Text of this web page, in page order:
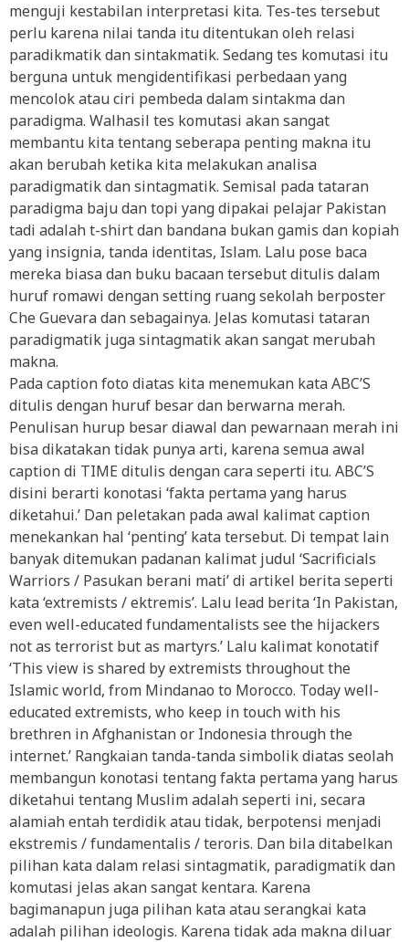
menguji kestabilan interpretasi kita. Tes-tes tersebut
perlu karena nilai tanda itu ditentukan oleh relasi
paradikmatik dan sintakmatik. Sedang tes komutasi itu
berguna untuk mengidentifikasi perbedaan yang
mencolok atau ciri pembeda dalam sintakma dan
paradigma. Walhasil tes komutasi akan sangat
membantu kita tentang seberapa penting makna itu
akan berubah ketika kita melakukan analisa
paradigmatik dan sintagmatik. Semisal pada tataran
paradigma baju dan topi yang dipakai pelajar Pakistan
tadi adalah t-shirt dan bandana bukan gamis dan kopiah
yang insignia, tanda identitas, Islam. Lalu pose baca
mereka biasa dan buku bacaan tersebut ditulis dalam
huruf romawi dengan setting ruang sekolah berposter
Che Guevara dan sebagainya. Jelas komutasi tataran
paradigmatik juga sintagmatik akan sangat merubah
makna.
Pada caption foto diatas kita menemukan kata ABC’S
ditulis dengan huruf besar dan berwarna merah.
Penulisan hurup besar diawal dan pewarnaan merah ini
bisa dikatakan tidak punya arti, karena semua awal
caption di TIME ditulis dengan cara seperti itu. ABC’S
disini berarti konotasi ‘fakta pertama yang harus
diketahui.’ Dan peletakan pada awal kalimat caption
menekankan hal ‘penting’ kata tersebut. Di tempat lain
banyak ditemukan padanan kalimat judul ‘Sacrificials
Warriors / Pasukan berani mati’ di artikel berita seperti
kata ‘extremists / ektremis’. Lalu lead berita ‘In Pakistan,
even well-educated fundamentalists see the hijackers
not as terrorist but as martyrs.’ Lalu kalimat konotatif
‘This view is shared by extremists throughout the
Islamic world, from Mindanao to Morocco. Today well-
educated extremists, who keep in touch with his
brethren in Afghanistan or Indonesia through the
internet.’ Rangkaian tanda-tanda simbolik diatas seolah
membangun konotasi tentang fakta pertama yang harus
diketahui tentang Muslim adalah seperti ini, secara
alamiah entah terdidik atau tidak, berpotensi menjadi
ekstremis / fundamentalis / teroris. Dan bila ditabelkan
pilihan kata dalam relasi sintagmatik, paradigmatik dan
komutasi jelas akan sangat kentara. Karena
bagimanapun juga pilihan kata atau serangkai kata
adalah pilihan ideologis. Karena tidak ada makna diluar